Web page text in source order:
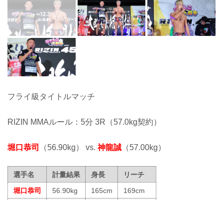
フライ級タイトルマッチ
RIZIN MMAルール：5分 3R（57.0kg契約）
堀口恭司 （56.90kg） vs.神龍誠 （57.00kg）
選手名 計量結果 身長
リーチ
堀口恭司
56.90kg 165cm
169cm